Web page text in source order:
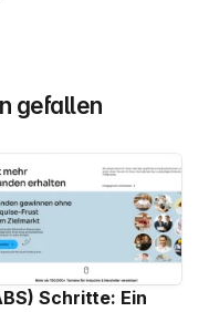
gefallen
Schritte: Ein